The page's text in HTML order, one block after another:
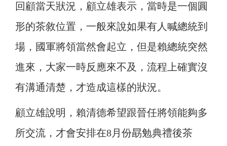
回顧當天狀況，顧立雄表示，當時是一個圓
形的茶敘位置，一般來說如果有人喊總統到
場，國軍將領當然會起立，但是賴總統突然
進來，大家一時反應來不及，流程上確實沒
有溝通清楚，才造成這樣的狀況。
顧立雄說明，賴清德希望跟晉任將領能夠多
所交流，才會安排在8月份勗勉典禮後茶